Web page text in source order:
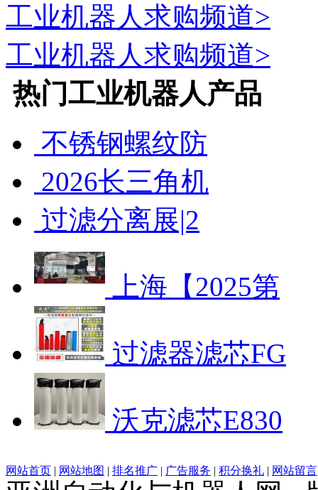
工业机器人求购频道>
工业机器人求购频道>
热门工业机器人产品
不锈钢螺纹防
2026长三角机
过滤分离展|2
上海【2025第
过滤器滤芯FG
沃克滤芯E830
网站首页 | 网站地图 | 排名推广 | 广告服务 | 积分换礼 | 网站留言